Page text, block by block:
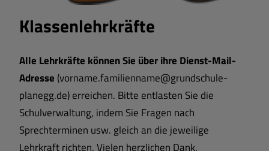
Klassenlehrkräfte
Alle Lehrkräfte können Sie über ihre Dienst-Mail-
Adresse (vorname.familienname@grundschule-
planegg.de) erreichen. Bitte entlasten Sie die
Schulverwaltung, indem Sie Fragen nach
Sprechterminen usw. gleich an die jeweilige
Lehrkraft richten. Vielen herzlichen Dank.